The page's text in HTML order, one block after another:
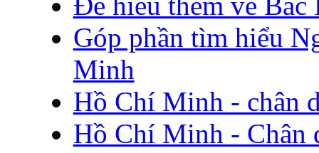
Góp phần tìm hiểu
Minh
Hồ Chí Minh - chân
Hồ Chí Minh - Chân